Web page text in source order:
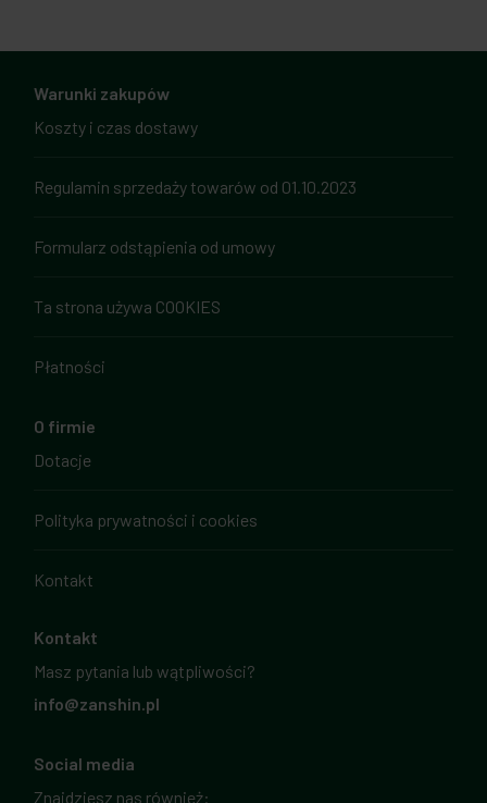
Warunki zakupów
Koszty i czas dostawy
Regulamin sprzedaży towarów od 01.10.2023
Formularz odstąpienia od umowy
Ta strona używa COOKIES
Płatności
O firmie
Dotacje
Polityka prywatności i cookies
Kontakt
Kontakt
Masz pytania lub wątpliwości?
info@zanshin.pl
Social media
Znajdziesz nas również: